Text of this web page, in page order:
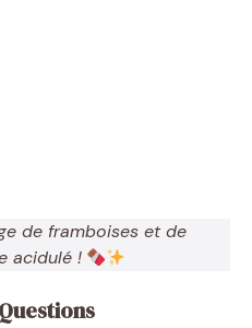
de framboises et de
acidulé !